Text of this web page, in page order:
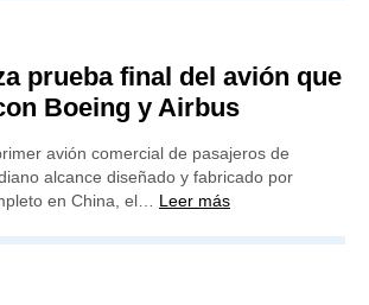
prueba final del avión que
Boeing y Airbus
avión comercial de pasajeros de
alcance diseñado y fabricado por
en China, el… Leer más